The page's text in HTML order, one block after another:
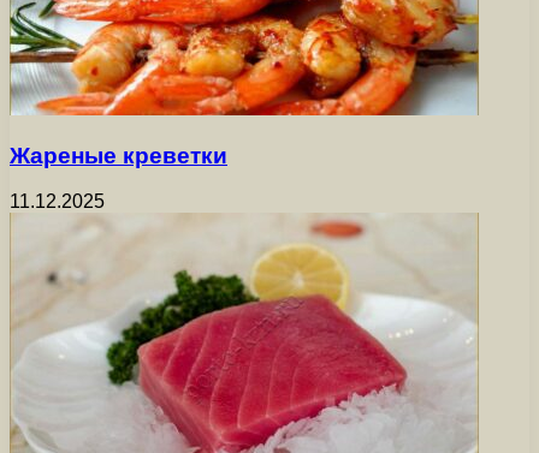
Жареные креветки
11.12.2025